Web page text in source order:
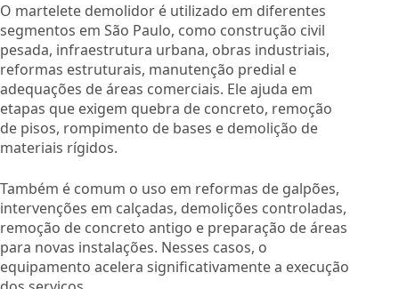
O martelete demolidor é utilizado em diferentes
segmentos em São Paulo, como construção civil
pesada, infraestrutura urbana, obras industriais,
reformas estruturais, manutenção predial e
adequações de áreas comerciais. Ele ajuda em
etapas que exigem quebra de concreto, remoção
de pisos, rompimento de bases e demolição de
materiais rígidos.
Também é comum o uso em reformas de galpões,
intervenções em calçadas, demolições controladas,
remoção de concreto antigo e preparação de áreas
para novas instalações. Nesses casos, o
equipamento acelera significativamente a execução